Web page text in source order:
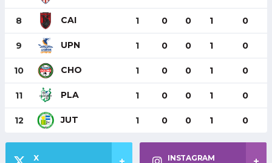
8 CAI 1 0 0 1 0
9 UPN 1 0 0 1 0
10 CHO 1 0 0 1 0
11 PLA 1 0 0 1 0
12 JUT 1 0 0 1 0
X INSTAGRAM